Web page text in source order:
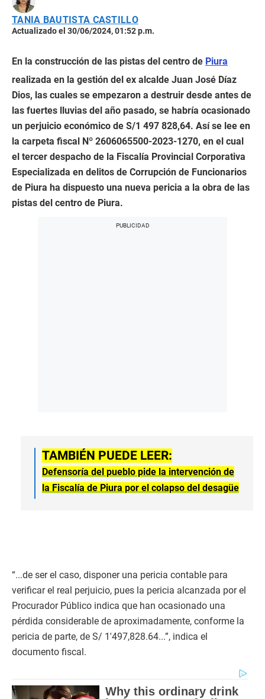
TANIA BAUTISTA CASTILLO
Actualizado el 30/06/2024, 01:52 p.m.
En la construcción de las pistas del centro de Piura
realizada en la gestión del ex alcalde Juan José Díaz
Dios, las cuales se empezaron a destruir desde antes de
las fuertes lluvias del año pasado, se habría ocasionado
un perjuicio económico de S/1 497 828,64. Así se lee en
la carpeta fiscal Nº 2606065500-2023-1270, en el cual
el tercer despacho de la Fiscalía Provincial Corporativa
Especializada en delitos de Corrupción de Funcionarios
de Piura ha dispuesto una nueva pericia a la obra de las
pistas del centro de Piura.
TAMBIÉN PUEDE LEER:
Defensoría del pueblo pide la intervención de
la Fiscalía de Piura por el colapso del desagüe
“...de ser el caso, disponer una pericia contable para
verificar el real perjuicio, pues la pericia alcanzada por el
Procurador Público indica que han ocasionado una
pérdida considerable de aproximadamente, conforme la
pericia de parte, de S/ 1′497,828.64...”, indica el
documento fiscal.